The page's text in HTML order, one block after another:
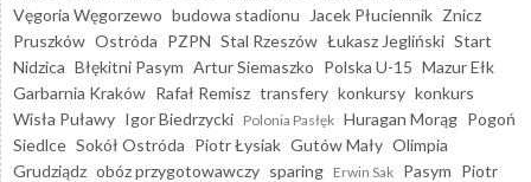
Vęgoria Węgorzewo budowa stadionu Jacek Płuciennik Znicz
Pruszków Ostróda PZPN Stal Rzeszów Łukasz Jegliński Start
Nidzica Błękitni Pasym Artur Siemaszko Polska U-15 Mazur Ełk
Garbarnia Kraków Rafał Remisz transfery konkursy konkurs
Wisła Puławy Igor Biedrzycki Polonia Pasłęk Huragan Morąg Pogoń
Siedlce Sokół Ostróda Piotr Łysiak Gutów Mały Olimpia
Grudziądz obóz przygotowawczy sparing Erwin Sak Pasym Piotr